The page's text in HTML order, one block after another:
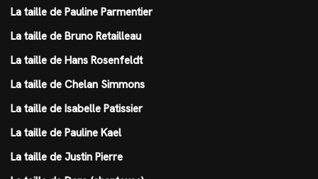
La taille de Pauline Parmentier
La taille de Bruno Retailleau
La taille de Hans Rosenfeldt
La taille de Chelan Simmons
La taille de Isabelle Patissier
La taille de Pauline Kael
La taille de Justin Pierre